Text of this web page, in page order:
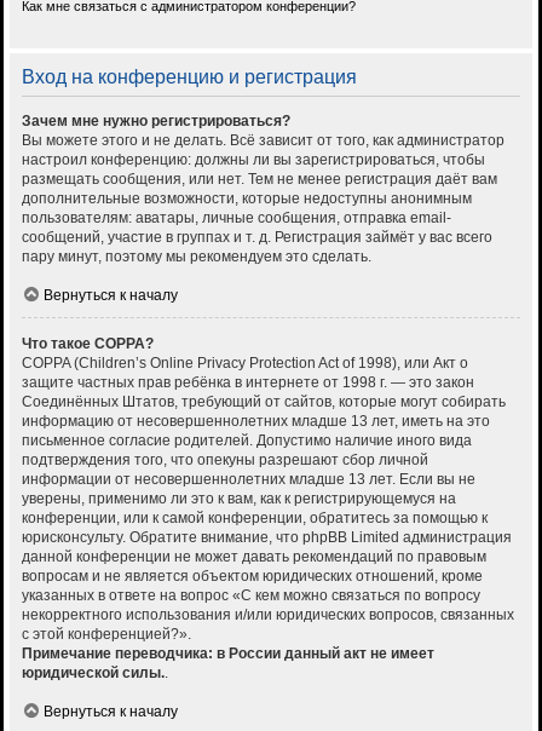
Как мне связаться с администратором конференции?
Вход на конференцию и регистрация
Зачем мне нужно регистрироваться?
Вы можете этого и не делать. Всё зависит от того, как администратор
настроил конференцию: должны ли вы зарегистрироваться, чтобы
размещать сообщения, или нет. Тем не менее регистрация даёт вам
дополнительные возможности, которые недоступны анонимным
пользователям: аватары, личные сообщения, отправка email-
сообщений, участие в группах и т. д. Регистрация займёт у вас всего
пару минут, поэтому мы рекомендуем это сделать.
Вернуться к началу
Что такое COPPA?
COPPA (Children’s Online Privacy Protection Act of 1998), или Акт о
защите частных прав ребёнка в интернете от 1998 г. — это закон
Соединённых Штатов, требующий от сайтов, которые могут собирать
информацию от несовершеннолетних младше 13 лет, иметь на это
письменное согласие родителей. Допустимо наличие иного вида
подтверждения того, что опекуны разрешают сбор личной
информации от несовершеннолетних младше 13 лет. Если вы не
уверены, применимо ли это к вам, как к регистрирующемуся на
конференции, или к самой конференции, обратитесь за помощью к
юрисконсульту. Обратите внимание, что phpBB Limited администрация
данной конференции не может давать рекомендаций по правовым
вопросам и не является объектом юридических отношений, кроме
указанных в ответе на вопрос «С кем можно связаться по вопросу
некорректного использования и/или юридических вопросов, связанных
с этой конференцией?».
Примечание переводчика: в России данный акт не имеет
юридической силы..
Вернуться к началу